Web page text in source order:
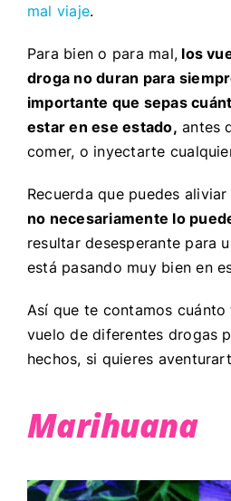
mal viaje.
Para bien o para mal, los
droga no duran para
importante que sepas
estar en ese estado, antes
comer, o inyectarte
Recuerda que puedes
no necesariamente lo
resultar desesperante para
está pasando muy bien en
Así que te contamos
vuelo de diferentes drogas
hechos, si quieres
Marihuana